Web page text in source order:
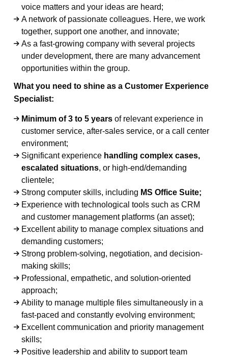
voice matters and your ideas are heard;
A network of passionate colleagues. Here, we work
together, support one another, and innovate;
As a fast-growing company with several projects
under development, there are many advancement
opportunities within the group.
What you need to shine as a Customer Experience
Specialist:
Minimum of 3 to 5 years of relevant experience in
customer service, after-sales service, or a call center
environment;
Significant experience handling complex cases,
escalated situations, or high-end/demanding
clientele;
Strong computer skills, including MS Office Suite;
Experience with technological tools such as CRM
and customer management platforms (an asset);
Excellent ability to manage complex situations and
demanding customers;
Strong problem-solving, negotiation, and decision-
making skills;
Professional, empathetic, and solution-oriented
approach;
Ability to manage multiple files simultaneously in a
fast-paced and constantly evolving environment;
Excellent communication and priority management
skills;
Positive leadership and ability to support team